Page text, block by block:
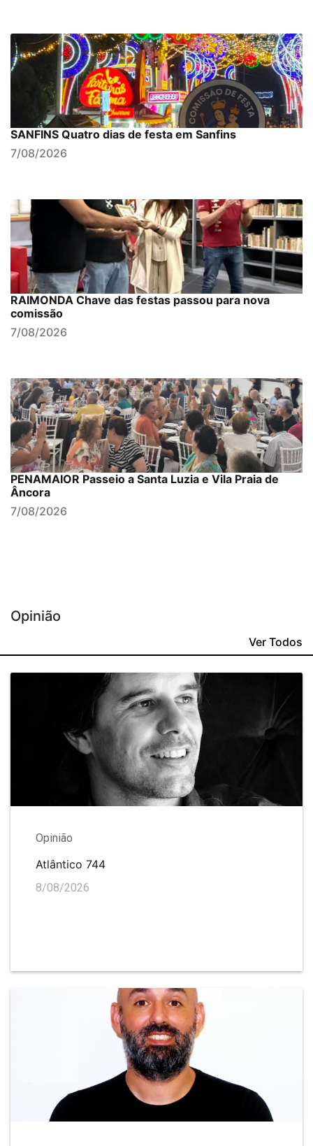
SANFINS Quatro dias de festa em Sanfins
7/08/2026
RAIMONDA Chave das festas passou para nova
comissão
7/08/2026
PENAMAIOR Passeio a Santa Luzia e Vila Praia de
Âncora
7/08/2026
Opinião
Ver Todos
Opinião
Atlântico 744
8/08/2026